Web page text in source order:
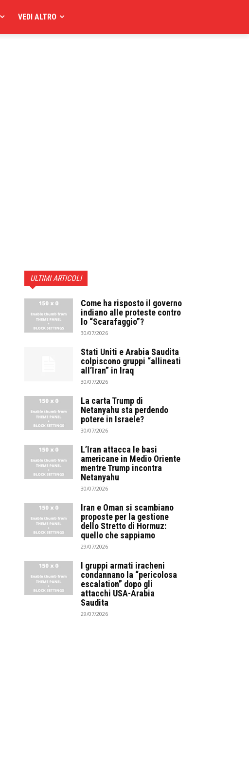
VEDI ALTRO
ULTIMI ARTICOLI
Come ha risposto il governo
indiano alle proteste contro
lo “Scarafaggio”?
30/07/2026
Stati Uniti e Arabia Saudita
colpiscono gruppi “allineati
all’Iran” in Iraq
30/07/2026
La carta Trump di
Netanyahu sta perdendo
potere in Israele?
30/07/2026
L’Iran attacca le basi
americane in Medio Oriente
mentre Trump incontra
Netanyahu
30/07/2026
Iran e Oman si scambiano
proposte per la gestione
dello Stretto di Hormuz:
quello che sappiamo
29/07/2026
I gruppi armati iracheni
condannano la “pericolosa
escalation” dopo gli
attacchi USA-Arabia
Saudita
29/07/2026